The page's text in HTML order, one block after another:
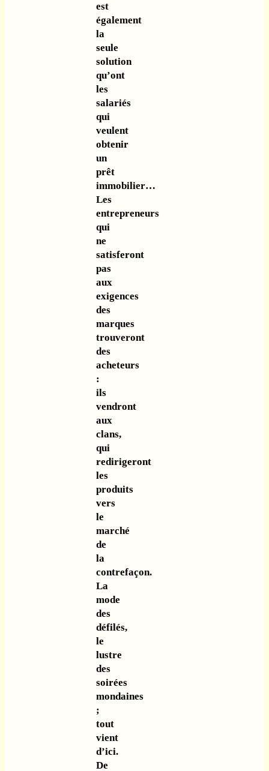
est
également
la
seule
solution
qu’ont
les
salariés
qui
veulent
obtenir
un
prêt
immobilier…
Les
entrepreneurs
qui
ne
satisferont
pas
aux
exigences
des
marques
trouveront
des
acheteurs
:
ils
vendront
aux
clans,
qui
redirigeront
les
produits
vers
le
marché
de
la
contrefaçon.
La
mode
des
défilés,
le
lustre
des
soirées
mondaines
;
tout
vient
d’ici.
De